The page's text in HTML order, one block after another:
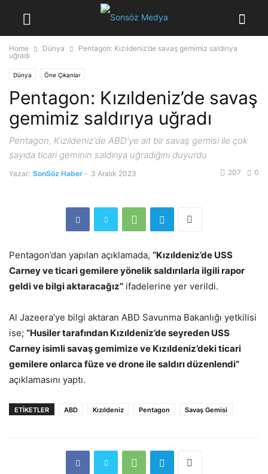
Home Dünya
Pentagon: Kızıldeniz’de savaş gemimiz saldırıya
uğradı
Dünya Öne Çıkanlar
Pentagon: Kızıldeniz’de savaş
gemimiz saldırıya uğradı
Pentagon, Kızıldeniz'de ABD'ye ait bir savaş gemisi ile çok
sayıda ticari geminin saldırıya uğradığını duyurdu
Yazar: SonSöz Haber - 3 Aralık 2023 0
207
Pentagon’dan yapılan açıklamada, “Kızıldeniz’de USS
Carney ve ticari gemilere yönelik saldırılarla ilgili rapor
geldi ve bilgi aktaracağız” ifadelerine yer verildi.
Al Jazeera’ye bilgi aktaran ABD Savunma Bakanlığı yetkilisi
ise; “Husiler tarafından Kızıldeniz’de seyreden USS
Carney isimli savaş gemimize ve Kızıldeniz’deki ticari
gemilere onlarca füze ve drone ile saldırı düzenlendi”
açıklamasını yaptı.
ETİKETLER ABD Kızıldeniz Pentagon Savaş Gemisi